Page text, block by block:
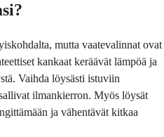
mutta vaatevalinnat ovat
kankaat keräävät lämpöä ja
Vaihda löysästi istuviin
ilmankierron. Myös löysät
ja vähentävät kitkaa